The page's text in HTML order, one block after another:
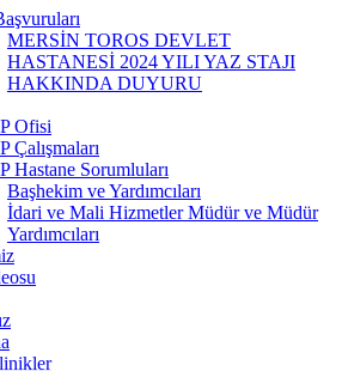
MERSİN TOROS DEVLET
HASTANESİ 2024 YILI YAZ STAJI
HAKKINDA DUYURU
Ofisi
Çalışmaları
Hastane Sorumluları
Başhekim ve Yardımcıları
İdari ve Mali Hizmetler Müdür ve Müdür
Yardımcıları